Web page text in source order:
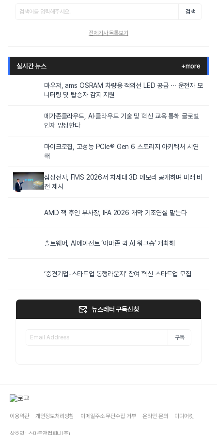
검색
전체기사 목록보기
실시간 뉴스 +more
마우저, ams OSRAM 차량용 적외선 LED 공급 ··· 운전자 모
니터링 및 탑승자 감지 지원
메가존클라우드, AI·클라우드 기술 및 혁신 교육 통해 글로벌
인재 양성한다
마이크로칩, 고성능 PCIe® Gen 6 스토리지 아키텍처 시연
해
삼성전자, FMS 2026서 차세대 3D 메모리 공개하며 미래 비
전 제시
AMD 잭 후인 부사장, IFA 2026 개막 기조연설 맡는다
솔트웨어, AI에이전트 ‘아마존 퀵 AI 워크숍’ 개최해
‘중견기업-스타트업 동행라운지’ 참여 혁신 스타트업 모집
뉴스레터 구독신청
구독
이용약관 개인정보처리방침 이메일주소 무단수집 거부 온라인 문의 미디어킷
상호명 : 스마트앤컴퍼니(주)